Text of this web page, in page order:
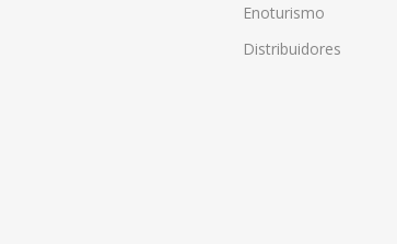
Enoturismo
Distribuidores